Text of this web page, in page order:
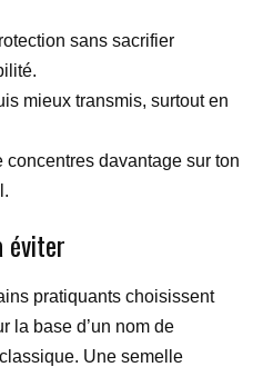
sans sacrifier
mieux transmis, surtout en
concentres davantage sur ton
éviter
pratiquants choisissent
la base d’un nom de
Une semelle